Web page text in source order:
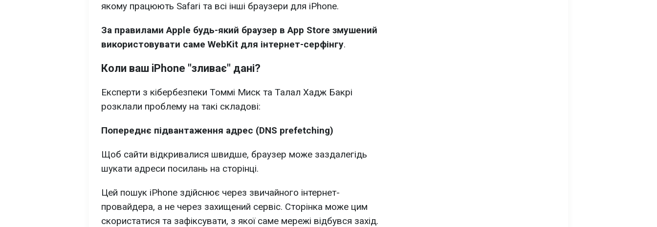
якому працюють Safari та всі інші браузери для iPhone.
За правилами Apple будь-який браузер в App Store змушений
використовувати саме WebKit для інтернет-серфінгу.
Коли ваш iPhone "зливає" дані?
Експерти з кібербезпеки Томмі Миск та Талал Хадж Бакрі
розклали проблему на такі складові:
Попереднє підвантаження адрес (DNS prefetching)
Щоб сайти відкривалися швидше, браузер може заздалегідь
шукати адреси посилань на сторінці.
Цей пошук iPhone здійснює через звичайного інтернет-
провайдера, а не через захищений сервіс. Сторінка може цим
скористатися та зафіксувати, з якої саме мережі відбувся захід.